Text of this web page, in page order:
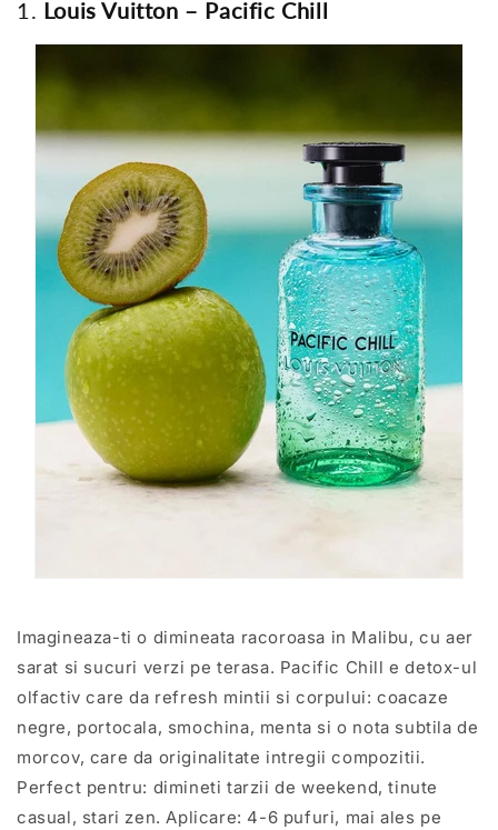
1. Louis Vuitton – Pacific Chill
Imagineaza-ti o dimineata racoroasa in Malibu, cu aer
sarat si sucuri verzi pe terasa. Pacific Chill e detox-ul
olfactiv care da refresh mintii si corpului: coacaze
negre, portocala, smochina, menta si o nota subtila de
morcov, care da originalitate intregii compozitii.
Perfect pentru: dimineti tarzii de weekend, tinute
casual, stari zen. Aplicare: 4-6 pufuri, mai ales pe